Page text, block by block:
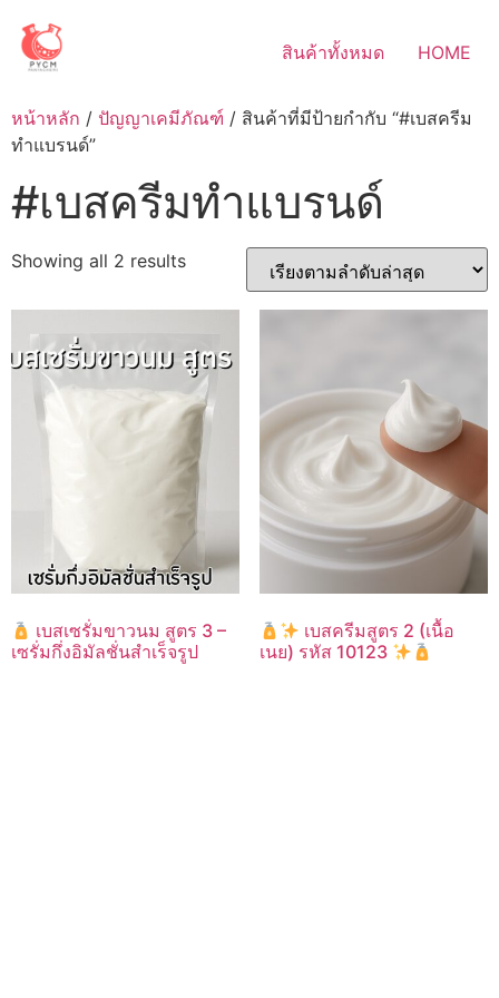
content
สินค้าทั้งหมด HOME
หน้าหลัก / ปัญญาเคมีภัณฑ์ / สินค้าที่มีป้ายกำกับ “#เบสครีม
ทำแบรนด์”
#เบสครีมทำแบรนด์
Showing all 2 resultsSorted
latest
เบสเซรั่มขาวนม สูตร 3 –
เซรั่มกึ่งอิมัลชั่นสำเร็จรูป
เบสครีมสูตร 2 (เนื้อ
เนย) รหัส 10123